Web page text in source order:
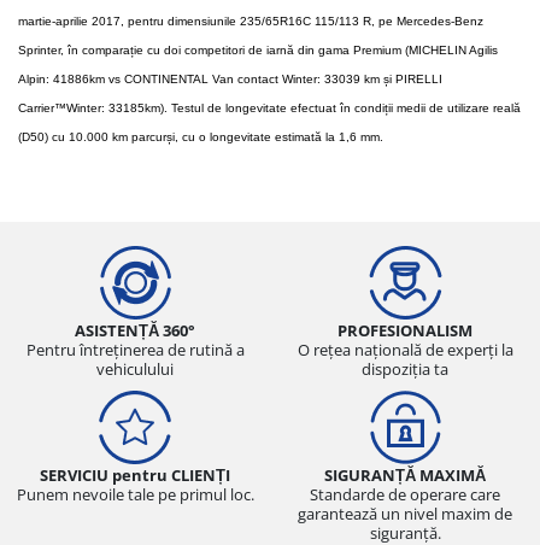
martie-aprilie 2017, pentru dimensiunile 235/65R16C 115/113 R, pe Mercedes-Benz
Sprinter, în comparație cu doi competitori de iarnă din gama Premium (MICHELIN Agilis
Alpin: 41886km vs CONTINENTAL Van contact Winter: 33039 km și PIRELLI
Carrier™Winter: 33185km). Testul de longevitate efectuat în condiții medii de utilizare reală
(D50) cu 10.000 km parcurși, cu o longevitate estimată la 1,6 mm.
ASISTENȚĂ 360°
Pentru întreținerea de rutină a
vehiculului
PROFESIONALISM
O rețea națională de experți la
dispoziția ta
SERVICIU pentru CLIENȚI
Punem nevoile tale pe primul loc.
SIGURANȚĂ MAXIMĂ
Standarde de operare care
garantează un nivel maxim de
siguranță.